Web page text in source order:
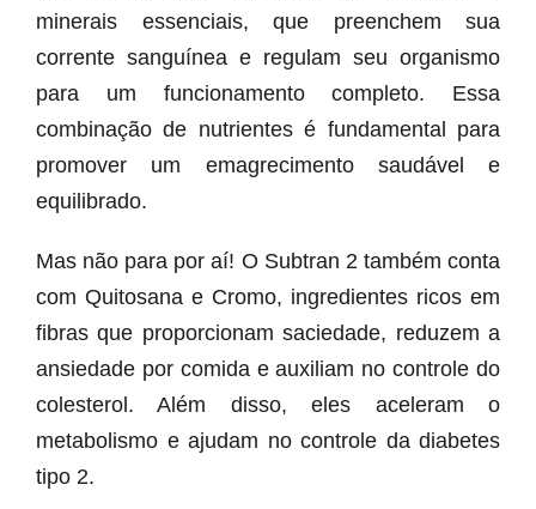
minerais essenciais, que preenchem sua
corrente sanguínea e regulam seu organismo
para um funcionamento completo. Essa
combinação de nutrientes é fundamental para
promover um emagrecimento saudável e
equilibrado.
Mas não para por aí! O Subtran 2 também conta
com Quitosana e Cromo, ingredientes ricos em
fibras que proporcionam saciedade, reduzem a
ansiedade por comida e auxiliam no controle do
colesterol. Além disso, eles aceleram o
metabolismo e ajudam no controle da diabetes
tipo 2.